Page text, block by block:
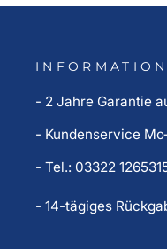
- 2 Jahre Garantie
- Kundenservice
- Tel.: 03322
- 14-tägiges